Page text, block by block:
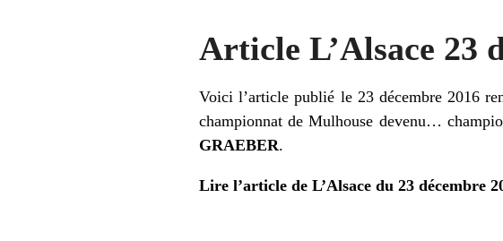
Article L’Alsace 23
Voici l’article publié le 23 décembre 2016
championnat de Mulhouse devenu…
GRAEBER.
Lire l’article de L’Alsace du 23 décembre